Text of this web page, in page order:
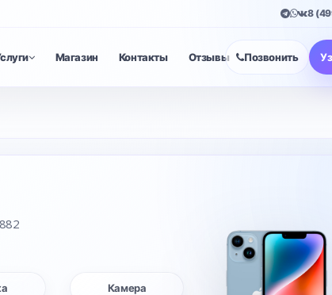
8
Магазин Контакты Отзывы Позвонить
Камера